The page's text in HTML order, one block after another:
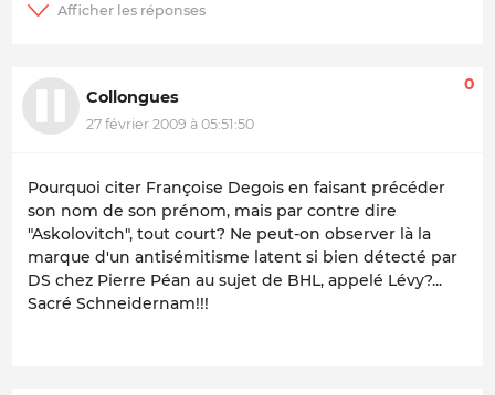
Collongues
27 février 2009 à 05:51:50
0
Pourquoi citer Françoise Degois en faisant précéder
son nom de son prénom, mais par contre dire
"Askolovitch", tout court? Ne peut-on observer là la
marque d'un antisémitisme latent si bien détecté par
DS chez Pierre Péan au sujet de BHL, appelé Lévy?...
Sacré Schneidernam!!!